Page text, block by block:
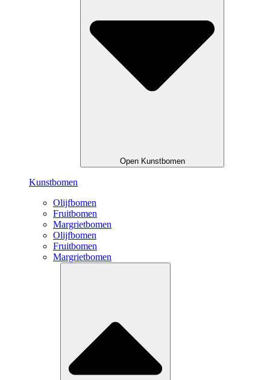
Open Kunstbomen
Kunstbomen
Olijfbomen
Fruitbomen
Margrietbomen
Olijfbomen
Fruitbomen
Margrietbomen